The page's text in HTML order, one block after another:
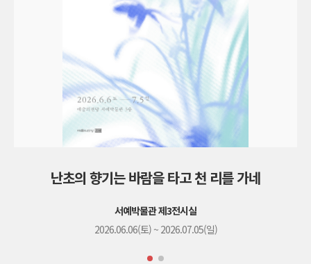
난초의 향기는 바람을 타고 천 리를 가네
서예박물관 제3전시실
2026.06.06(토) ~ 2026.07.05(일)